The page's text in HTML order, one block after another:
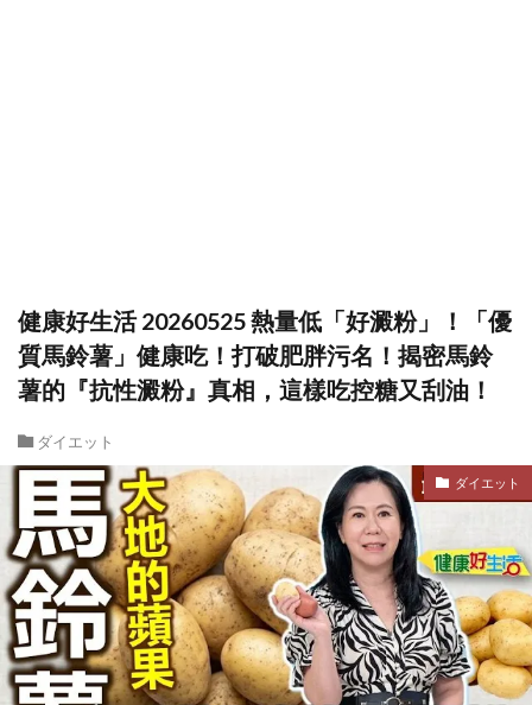
健康好生活 20260525 熱量低「好澱粉」！「優
質馬鈴薯」健康吃！打破肥胖污名！揭密馬鈴
薯的『抗性澱粉』真相，這樣吃控糖又刮油！
ダイエット
ダイエット